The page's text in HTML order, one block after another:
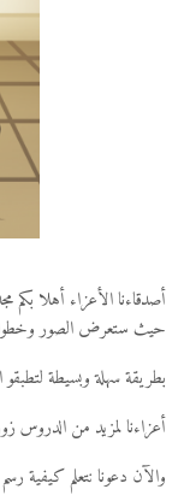
أصدقاءنا الأعزاء أهلا
حيث ستعرض الصور
بطريقة سهلة وبسيطة
أعزاءنا لمزيد من الدروس
والآن دعونا نتعلم كيفية